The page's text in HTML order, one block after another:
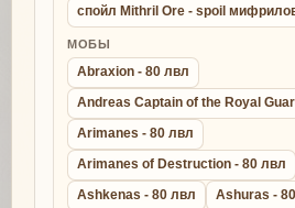
спойл Mithril Ore - spoil
МОБЫ
Abraxion - 80 лвл
Andreas Captain of the Royal
Arimanes - 80 лвл
Arimanes of Destruction - 80 лвл
Ashkenas - 80 лвл
Ashuras -